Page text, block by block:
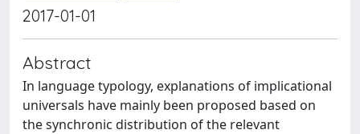
2017-01-01
Abstract
In language typology, explanations of implicational
universals have mainly been proposed based on
the synchronic distribution of the relevant